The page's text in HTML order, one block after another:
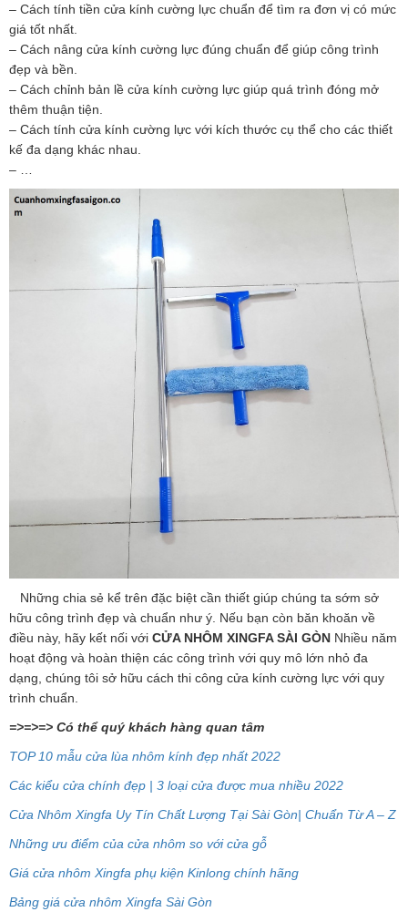
– Cách tính tiền cửa kính cường lực chuẩn để tìm ra đơn vị có mức
giá tốt nhất.
– Cách nâng cửa kính cường lực đúng chuẩn để giúp công trình
đẹp và bền.
– Cách chỉnh bản lề cửa kính cường lực giúp quá trình đóng mở
thêm thuận tiện.
– Cách tính cửa kính cường lực với kích thước cụ thể cho các thiết
kế đa dạng khác nhau.
– …
Những chia sẻ kể trên đặc biệt cần thiết giúp chúng ta sớm sở
hữu công trình đẹp và chuẩn như ý. Nếu bạn còn băn khoăn về
điều này, hãy kết nối với CỬA NHÔM XINGFA SÀI GÒN Nhiều năm
hoạt động và hoàn thiện các công trình với quy mô lớn nhỏ đa
dạng, chúng tôi sở hữu cách thi công cửa kính cường lực với quy
trình chuẩn.
=>=>=> Có thể quý khách hàng quan tâm
TOP 10 mẫu cửa lùa nhôm kính đẹp nhất 2022
Các kiểu cửa chính đẹp | 3 loại cửa được mua nhiều 2022
Cửa Nhôm Xingfa Uy Tín Chất Lượng Tại Sài Gòn| Chuẩn Từ A – Z
Những ưu điểm của cửa nhôm so với cửa gỗ
Giá cửa nhôm Xingfa phụ kiện Kinlong chính hãng
Bảng giá cửa nhôm Xingfa Sài Gòn